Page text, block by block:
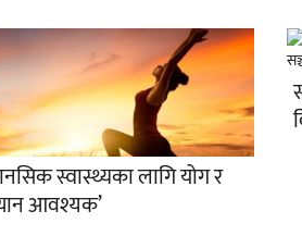
स्वास्थ्यका लागि योग र
आवश्यक’